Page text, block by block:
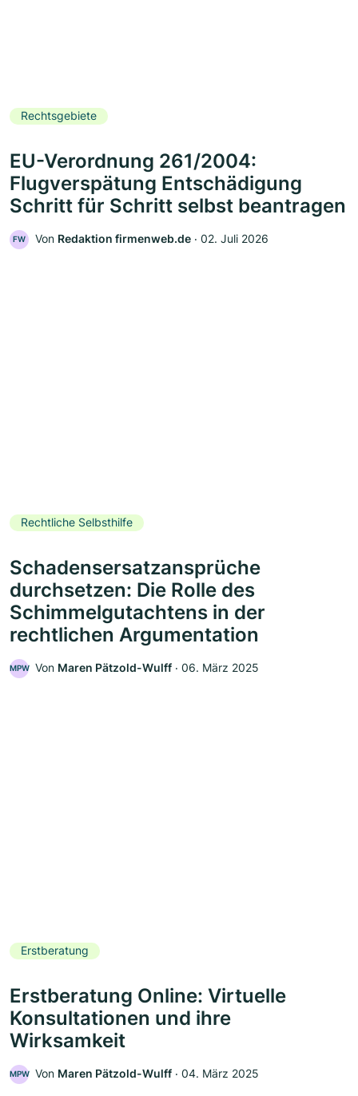
Rechtsgebiete
EU-Verordnung 261/2004:
Flugverspätung Entschädigung
Schritt für Schritt selbst beantragen
FW Von Redaktion firmenweb.de ‧ 02. Juli 2026
Rechtliche Selbsthilfe
Schadensersatzansprüche
durchsetzen: Die Rolle des
Schimmelgutachtens in der
rechtlichen Argumentation
MPW Von Maren Pätzold-Wulff ‧ 06. März 2025
Erstberatung
Erstberatung Online: Virtuelle
Konsultationen und ihre
Wirksamkeit
MPW Von Maren Pätzold-Wulff ‧ 04. März 2025